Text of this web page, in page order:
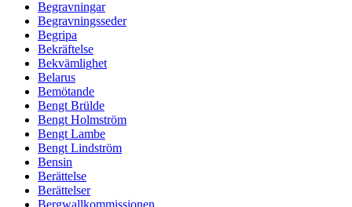
Begravningar
Begravningsseder
Begripa
Bekräftelse
Bekvämlighet
Belarus
Bemötande
Bengt Brülde
Bengt Holmström
Bengt Lambe
Bengt Lindström
Bensin
Berättelse
Berättelser
Bergwallkommissionen